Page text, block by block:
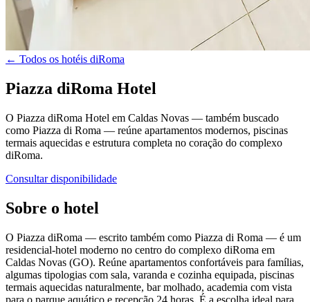
← Todos os hotéis diRoma
Piazza diRoma Hotel
O Piazza diRoma Hotel em Caldas Novas — também buscado
como Piazza di Roma — reúne apartamentos modernos, piscinas
termais aquecidas e estrutura completa no coração do complexo
diRoma.
Consultar disponibilidade
Sobre o hotel
O Piazza diRoma — escrito também como Piazza di Roma — é um
residencial-hotel moderno no centro do complexo diRoma em
Caldas Novas (GO). Reúne apartamentos confortáveis para famílias,
algumas tipologias com sala, varanda e cozinha equipada, piscinas
termais aquecidas naturalmente, bar molhado, academia com vista
para o parque aquático e recepção 24 horas. É a escolha ideal para